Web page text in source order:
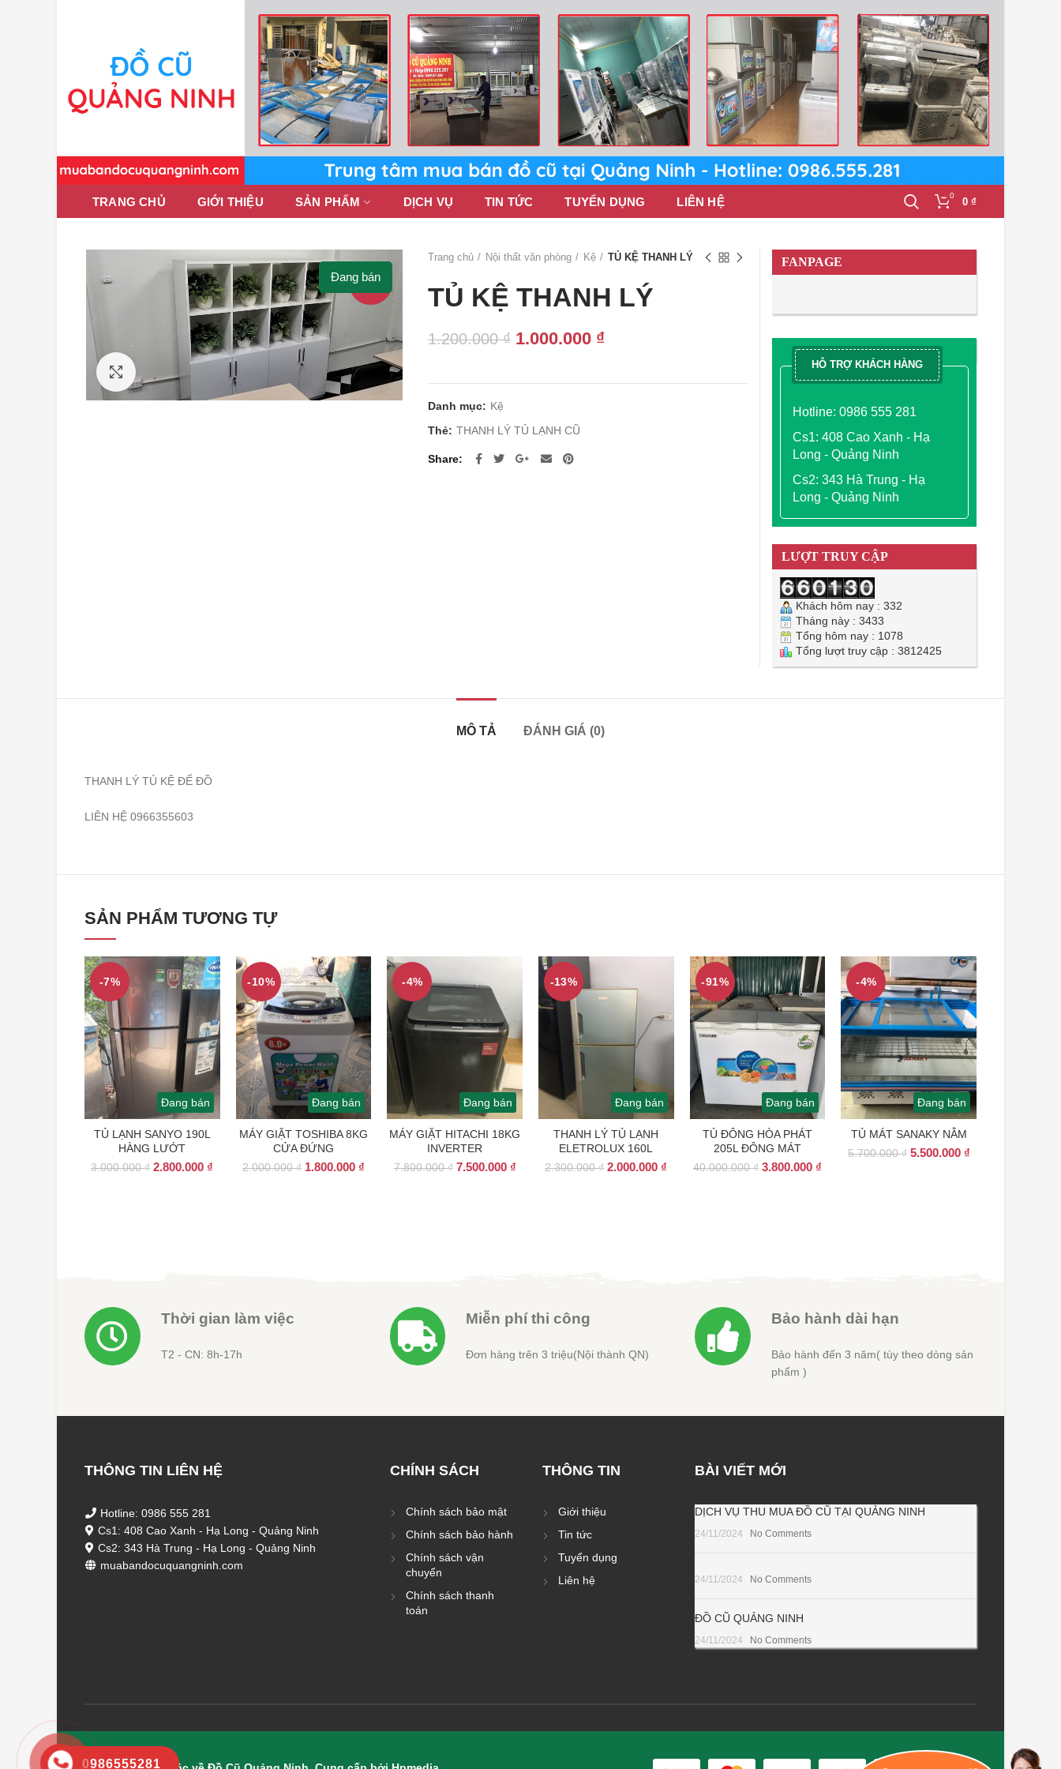
TRANG CHỦ GIỚI THIỆU SẢN PHẨM DỊCH VỤ TIN TỨC TUYỂN DỤNG LIÊN HỆ 0 0 ₫
-17%
Đang bán
Trang chủ Nội thất văn phòng Kệ TỦ KỆ THANH LÝ
TỦ KỆ THANH LÝ
1.200.000₫ Giá
là:
1.000.000 ₫Giá
tại
Danh mục: Kệ
Thẻ: THANH LÝ TỦ LẠNH CŨ
Share
FANPAGE
HỖ TRỢ KHÁCH HÀNG
Hotline: 0986 555 281
Cs1: 408 Cao Xanh - Hạ
Long - Quảng Ninh
Cs2: 343 Hà Trung - Hạ
Long - Quảng Ninh
LƯỢT TRUY CẬP
Khách hôm nay : 332
Tháng này : 3433
Tổng hôm nay : 1078
Tổng lượt truy cập : 3812425
MÔ TẢ ĐÁNH GIÁ (0)
THANH LÝ TỦ KỆ ĐỂ ĐỒ
LIÊN HỆ 0966355603
SẢN PHẨM TƯƠNG TỰ
Đang bán
-7%
TỦ LẠNH SANYO 190L
HÀNG LƯỚT
3.000.000₫ Giá
2.800.000 ₫
Đang bán
-10%
MÁY GIẶT TOSHIBA 8KG
CỬA ĐỨNG
2.000.000₫ Giá
1.800.000 ₫Giá
Đang bán
-4%
MÁY GIẶT HITACHI 18KG
INVERTER
7.800.000₫ Giá
7.500.000 ₫Giá
Đang bán
-13%
THANH LÝ TỦ LẠNH
ELETROLUX 160L
2.300.000₫ Giá
2.000.000 ₫
Đang bán
-91%
TỦ ĐÔNG HÒA PHÁT
205L ĐÔNG MÁT
40.000.000₫ Giá
3.800.000 ₫Giá
Đang bán
-4%
TỦ MÁT SANAKY NẰM
5.700.000₫ Giá
5.500.000 ₫Giá
Thời gian làm việc
T2 - CN: 8h-17h
Miễn phí thi công
Đơn hàng trên 3 triệu(Nội thành QN)
Bảo hành dài hạn
Bảo hành đến 3 năm( tùy theo dòng sản
phẩm )
THÔNG TIN LIÊN HỆ
Hotline: 0986 555 281
Cs1: 408 Cao Xanh - Hạ Long - Quảng Ninh
Cs2: 343 Hà Trung - Hạ Long - Quảng Ninh
muabandocuquangninh.com
CHÍNH SÁCH
Chính sách bảo mật
Chính sách bảo hành
Chính sách vận
chuyển
Chính sách thanh
toán
THÔNG TIN
Giới thiệu
Tin tức
Tuyển dụng
Liên hệ
BÀI VIẾT MỚI
DỊCH VỤ THU MUA ĐỒ CŨ TẠI QUẢNG NINH
24/11/2024 No Comments
24/11/2024 No Comments
ĐỒ CŨ QUẢNG NINH
24/11/2024 No Comments
0986555281